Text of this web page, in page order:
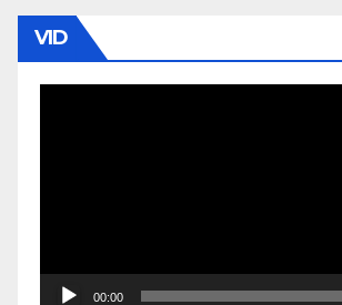
VID
00:00